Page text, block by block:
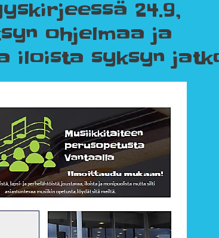
24.9,
ohjelmaa ja
iloista syksyn